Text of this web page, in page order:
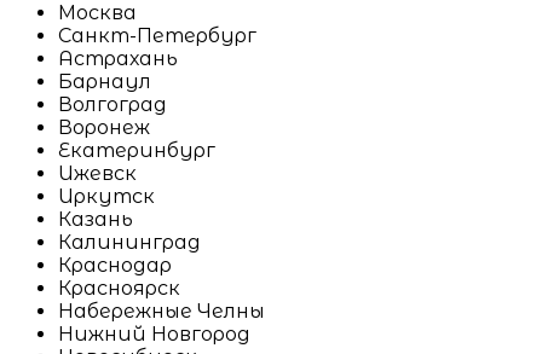
Москва
Санкт-Петербург
Астрахань
Барнаул
Волгоград
Воронеж
Екатеринбург
Ижевск
Иркутск
Казань
Калининград
Краснодар
Красноярск
Набережные Челны
Нижний Новгород